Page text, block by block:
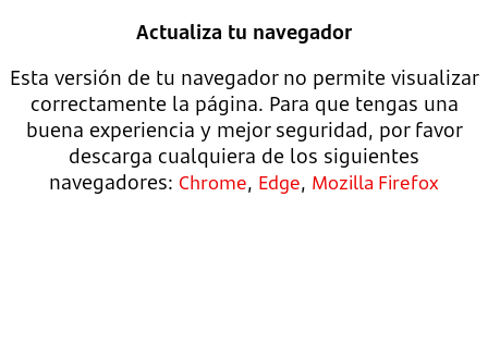
Actualiza tu navegador
Esta versión de tu navegador no permite visualizar
correctamente la página. Para que tengas una
buena experiencia y mejor seguridad, por favor
descarga cualquiera de los siguientes
navegadores: Chrome, Edge, Mozilla Firefox